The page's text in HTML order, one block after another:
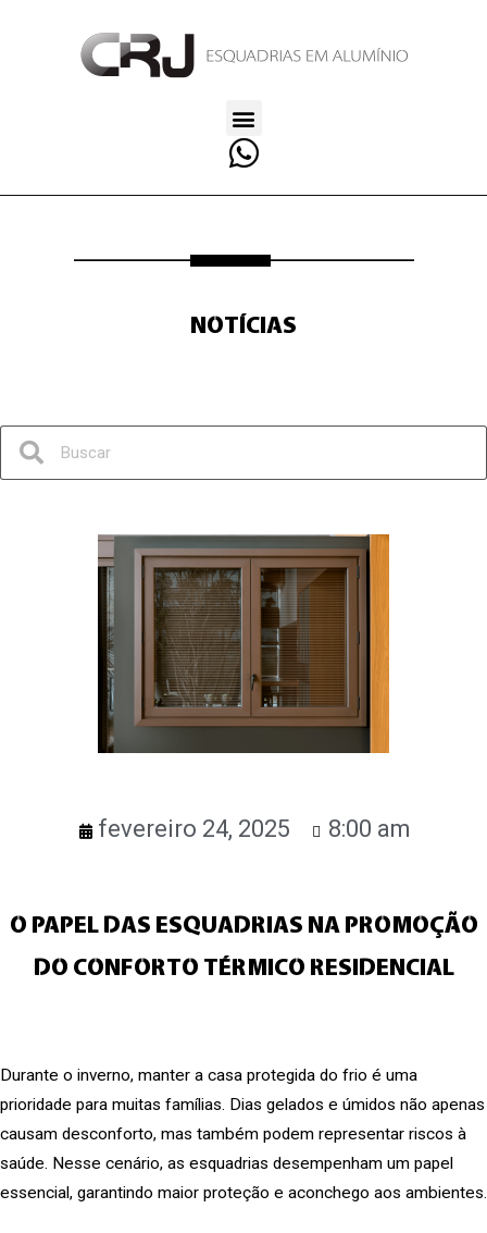
NOTÍCIAS
fevereiro 24, 2025 8:00 am
O PAPEL DAS ESQUADRIAS NA PROMOÇÃO
DO CONFORTO TÉRMICO RESIDENCIAL
Durante o inverno, manter a casa protegida do frio é uma
prioridade para muitas famílias. Dias gelados e úmidos não apenas
causam desconforto, mas também podem representar riscos à
saúde. Nesse cenário, as esquadrias desempenham um papel
essencial, garantindo maior proteção e aconchego aos ambientes.